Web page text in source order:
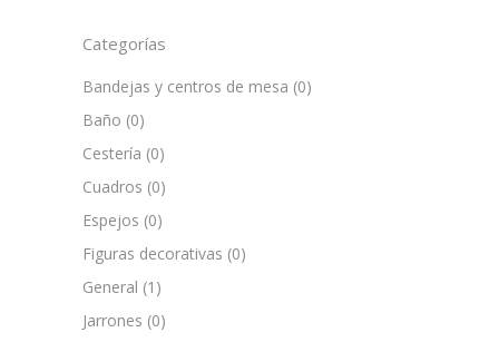
Categorías
Bandejas y centros de mesa (0)
Baño (0)
Cestería (0)
Cuadros (0)
Espejos (0)
Figuras decorativas (0)
General (1)
Jarrones (0)